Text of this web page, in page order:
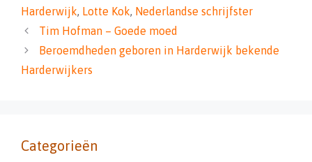
Harderwijk Lotte Kok Nederlandse schrijfster
Tim Hofman – Goede moed
Beroemdheden geboren in Harderwijk bekende
Harderwijkers
Categorieën